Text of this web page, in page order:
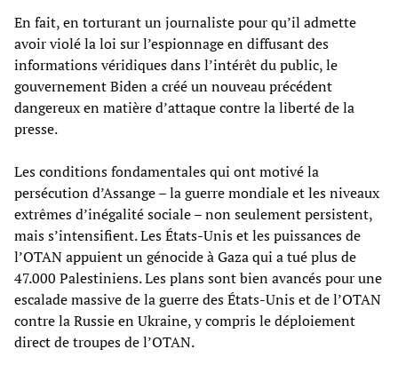
En fait, en torturant un journaliste pour qu’il admette
avoir violé la loi sur l’espionnage en diffusant des
informations véridiques dans l’intérêt du public, le
gouvernement Biden a créé un nouveau précédent
dangereux en matière d’attaque contre la liberté de la
presse.
Les conditions fondamentales qui ont motivé la
persécution d’Assange – la guerre mondiale et les niveaux
extrêmes d’inégalité sociale – non seulement persistent,
mais s’intensifient. Les États-Unis et les puissances de
l’OTAN appuient un génocide à Gaza qui a tué plus de
47.000 Palestiniens. Les plans sont bien avancés pour une
escalade massive de la guerre des États-Unis et de l’OTAN
contre la Russie en Ukraine, y compris le déploiement
direct de troupes de l’OTAN.